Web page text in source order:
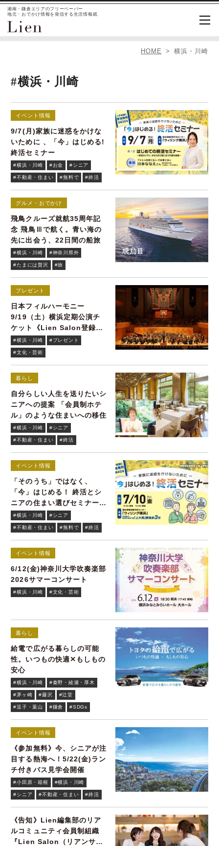
湘南・鎌倉エリアのフリーペーパー
地元・おでかけ情報を発信する生活情報紙
HOME 横浜・川崎
#横浜・川崎
イベント情報
9/7(月)家族に迷惑をかけな
いために 、「今」はじめる!
終活セミナー
#横浜・川崎 #お金 #シニア
#不動産・住まい #無料で #終活
グルメ・おでかけ
飛鳥クルーズ就航35周年記
念 飛鳥Ⅲで航く。青い海の
先に出会う、22日間の船旅
#横浜・川崎 #神奈川県外
#たまには贅沢 #旅
プレゼント
日本フィルハーモニー
9/19（土）横浜定期公演チ
ケット《Lien Salon登録者
限定》
#横浜・川崎 #プレゼント
#文化・芸術
暮らし
自分らしい人生を送りたいシ
ニアへの提案 「会員制ホテ
ル」のような住まいへの移住
#横浜・川崎 #シニア
#不動産・住まい #終活
イベント情報
「そのうち」ではなく、
「今」はじめる！ 終活とシ
ニアの住まい選びセミナーを
無料開催7/10(金)
#横浜・川崎 #シニア
#不動産・住まい #無料で #終活
イベント情報
6/12(金)神奈川大学吹奏楽部
2026サマーコンサート
#横浜・川崎 #文化・芸術
暮らし
給電で広がる暮らしの可能
性。いつもの快適✕もしもの
安心
#横浜・川崎 #秦野・綾瀬・厚木
#茅ヶ崎 #藤沢 #辻堂
#逗子・葉山 #鎌倉 #SDGs
イベント情報
《参加無料》今、シニアが注
目する熱海へ！5/22(金)ラン
チ付きバス見学会開催
#小田原・箱根 #横浜・川崎
#シニア #不動産・住まい #終活
《告知》Lien編集部のリア
ルコミュニティ会員制組織
『Lien Salon（リアンサロ